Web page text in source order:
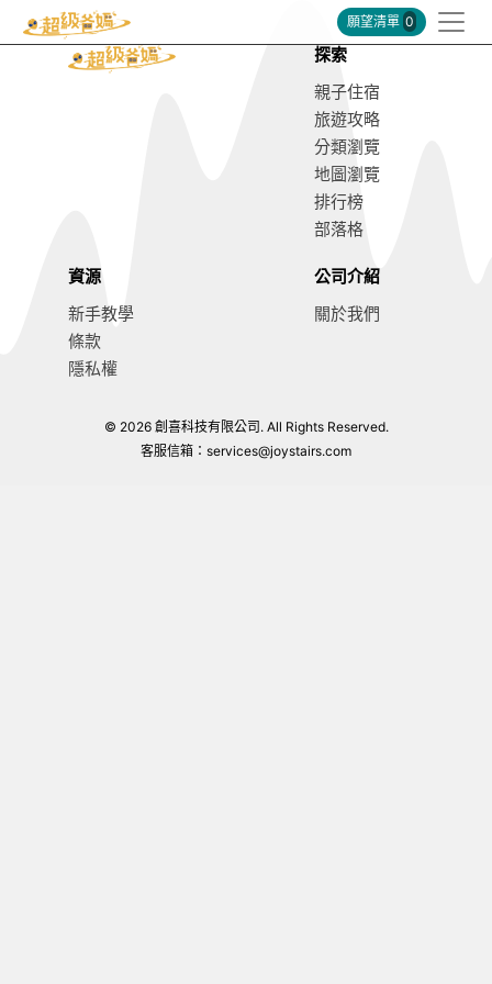
願望清單 0
探索
親子住宿
旅遊攻略
分類瀏覽
地圖瀏覽
排行榜
部落格
資源
新手教學
條款
隱私權
公司介紹
關於我們
© 2026 創喜科技有限公司. All Rights Reserved.
客服信箱： services@joystairs.com